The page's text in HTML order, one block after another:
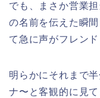
でも、まさか営業
の名前を伝えた瞬
て急に声がフレン
明らかにそれまで
ナ〜と客観的に見